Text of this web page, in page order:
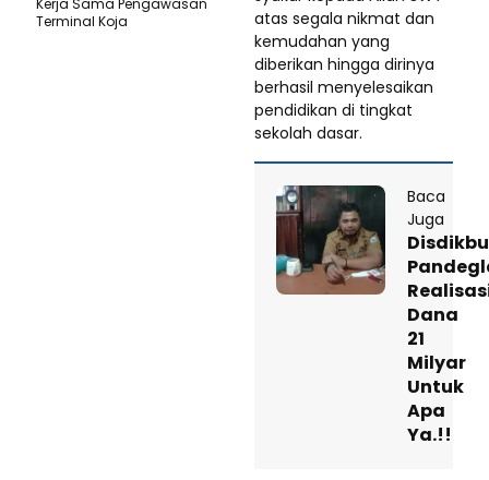
atas segala nikmat dan
kemudahan yang
diberikan hingga dirinya
berhasil menyelesaikan
pendidikan di tingkat
sekolah dasar.
Baca
Juga
Dana
21
Milyar
Untuk
Apa
Ya.!!
Kerja Sama Pengawasan
Terminal Koja